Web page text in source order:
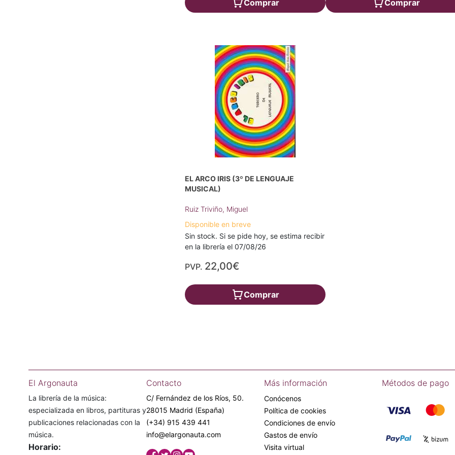
Comprar Comprar
EL ARCO IRIS (3º DE LENGUAJE
MUSICAL)
Ruiz Triviño, Miguel
Disponible en breve
Sin stock. Si se pide hoy, se estima recibir
en la librería el 07/08/26
PVP. 22,00€
Comprar
El Argonauta
La librería de la música:
especializada en libros, partituras y
publicaciones relacionadas con la
música.
Horario:
Contacto
C/ Fernández de los Ríos, 50.
28015 Madrid (España)
(+34) 915 439 441
info@elargonauta.com
Más información
Conócenos
Política de cookies
Condiciones de envío
Gastos de envío
Visita virtual
Métodos de pago